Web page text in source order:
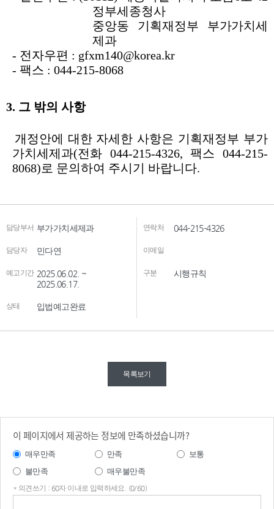
담당부서 부가가치세제과 연락처 044-215-4326
담당자 민다연 이메일
예고기간 2025.06.02. ~
2025.06.17.
구분 시행규칙
상태 입법예고완료
목록보기
이 페이지에서 제공하는 정보에 만족하셨습니까?
매우만족 만족
보통
불만족
매우불만족
* 의견쓰기 : 60자 이내로 입력하세요. (0/60)